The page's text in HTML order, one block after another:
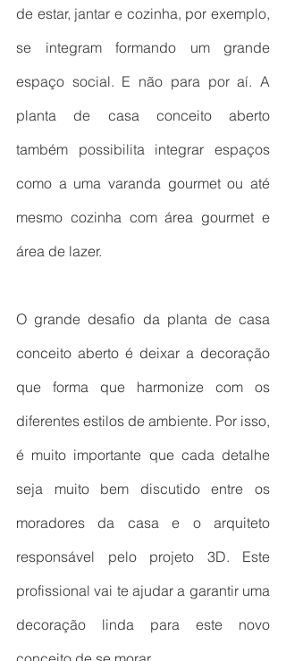
de estar, jantar e cozinha, por exemplo,
se integram formando um grande
espaço social. E não para por aí. A
planta de casa conceito aberto
também possibilita integrar espaços
como a uma varanda gourmet ou até
mesmo cozinha com área gourmet e
área de lazer.
O grande desafio da planta de casa
conceito aberto é deixar a decoração
que forma que harmonize com os
diferentes estilos de ambiente. Por isso,
é muito importante que cada detalhe
seja muito bem discutido entre os
moradores da casa e o arquiteto
responsável pelo projeto 3D. Este
profissional vai te ajudar a garantir uma
decoração linda para este novo